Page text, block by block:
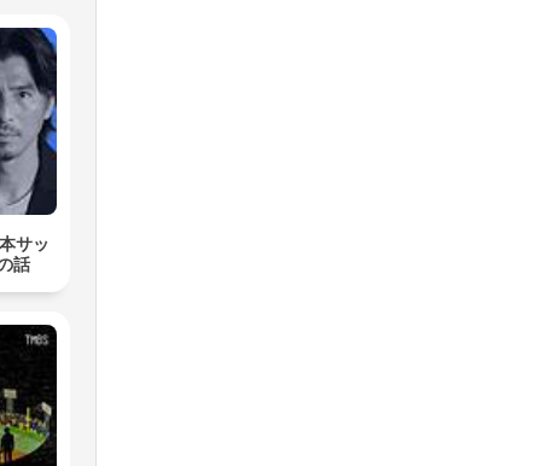
サッ
話